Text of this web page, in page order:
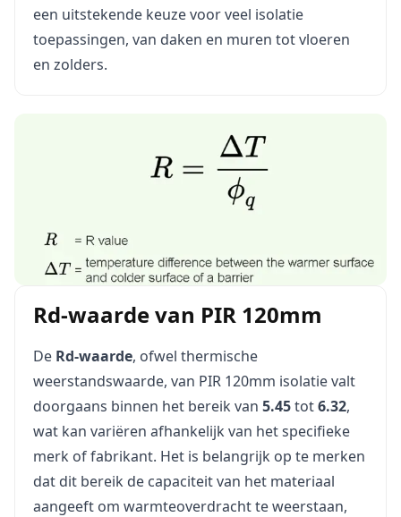
een uitstekende keuze voor veel isolatie
toepassingen, van daken en muren tot vloeren
en zolders.
Rd-waarde van PIR 120mm
De Rd-waarde, ofwel thermische
weerstandswaarde, van PIR 120mm isolatie valt
doorgaans binnen het bereik van 5.45tot6.32,
wat kan variëren afhankelijk van het specifieke
merk of fabrikant. Het is belangrijk op te merken
dat dit bereik de capaciteit van het materiaal
aangeeft om warmteoverdracht te weerstaan,